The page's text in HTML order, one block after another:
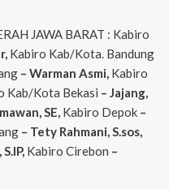
JAWA BARAT : Kabiro
Kabiro Kab/Kota. Bandung
– Warman Asmi, Kabiro
Kab/Kota Bekasi – Jajang,
SE, Kabiro Depok–
– Tety Rahmani, S.sos,
Kabiro Cirebon –